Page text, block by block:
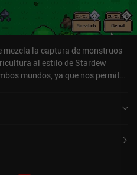
mezcla la captura de monstruos
al estilo de Stardew
mundos, ya que nos permite
contra la crueldad y la
tienen lugar directamente en